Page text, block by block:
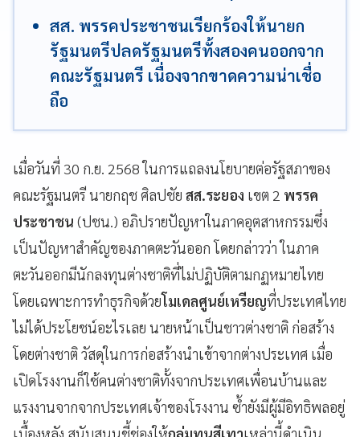
สส. พรรคประชาชนเรียกร้องให้นายก
รัฐมนตรีปลดรัฐมนตรีทั้งสองคนออกจาก
คณะรัฐมนตรี เนื่องจากขาดความน่าเชื่อ
ถือ
เมื่อวันที่ 30 ก.ย. 2568 ในการแถลงนโยบายต่อรัฐสภาของ
คณะรัฐมนตรี นายกฤช ศิลปชัย สส.ระยอง เขต 2 พรรค
ประชาชน (ปชน.) อภิปรายปัญหาในภาคอุตสาหกรรมซึ่ง
เป็นปัญหาสำคัญของภาคตะวันออก โดยกล่าวว่า ในภาค
ตะวันออกมีนักลงทุนต่างชาติที่ไม่ปฏิบัติตามกฏหมายไทย
โดยเฉพาะการทำธุรกิจด้วยโมเดลศูนย์เหรียญที่ประเทศไทย
ไม่ได้ประโยชน์อะไรเลย นายหน้าเป็นชาวต่างชาติ ก่อสร้าง
โดยต่างชาติ วัสดุในการก่อสร้างนำเข้าจากต่างประเทศ เมื่อ
เปิดโรงงานก็ใช้คนต่างชาติทั้งจากประเทศเพื่อนบ้านและ
แรงงานจากจากประเทศเจ้าของโรงงาน ซ้ำยังมีผู้มีอิทธิพลอยู่